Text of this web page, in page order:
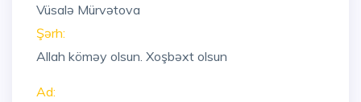
Vüsalə Mürvətova
Şərh:
Allah köməy olsun. Xoşbəxt olsun
Ad: